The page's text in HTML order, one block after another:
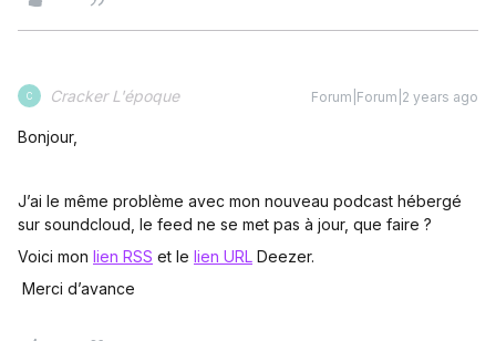
C Cracker L'époque Forum|Forum|2 years ago
Bonjour,
J’ai le même problème avec mon nouveau podcast hébergé
sur soundcloud, le feed ne se met pas à jour, que faire ?
Voici mon lien RSS et le lien URL Deezer.
Merci d’avance